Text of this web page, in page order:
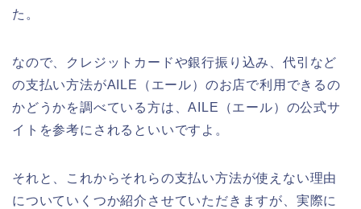
た。
なので、クレジットカードや銀行振り込み、代引など
の支払い方法がAILE（エール）のお店で利用できるの
かどうかを調べている方は、AILE（エール）の公式サ
イトを参考にされるといいですよ。
それと、これからそれらの支払い方法が使えない理由
についていくつか紹介させていただきますが、実際に